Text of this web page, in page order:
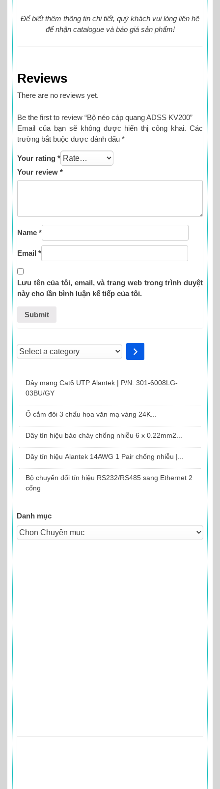
Để biết thêm thông tin chi tiết, quý khách vui lòng liên hệ
để nhận catalogue và báo giá sản phẩm!
Reviews
There are no reviews yet.
Be the first to review “Bộ néo cáp quang ADSS KV200”
Email của bạn sẽ không được hiển thị công khai. Các
trường bắt buộc được đánh dấu *
Your rating *
Your review *
Name *
Email *
Lưu tên của tôi, email, và trang web trong trình duyệt
này cho lần bình luận kế tiếp của tôi.
Select
a
Dây mạng Cat6 UTP Alantek | P/N: 301-6008LG-
03BU/GY
Ổ cắm đôi 3 chấu hoa văn mạ vàng 24K...
Dây tín hiệu báo cháy chống nhiễu 6 x 0.22mm2...
Dây tín hiệu Alantek 14AWG 1 Pair chống nhiễu |...
Bộ chuyển đổi tín hiệu RS232/RS485 sang Ethernet 2
cổng
Danh mục